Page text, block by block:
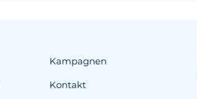
Kampagnen
Kontakt